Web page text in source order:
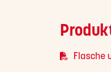
Flasche